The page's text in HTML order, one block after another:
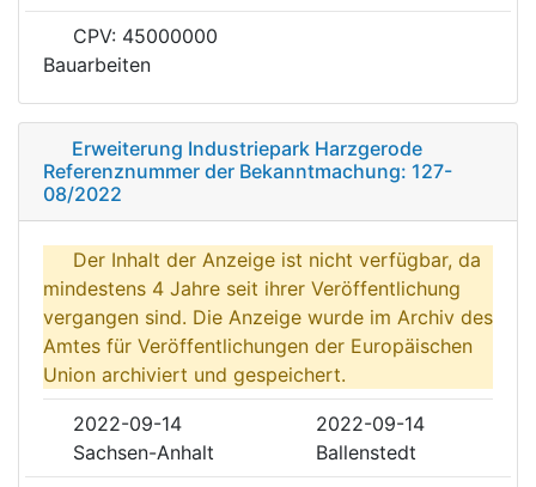
CPV: 45000000
Bauarbeiten
Erweiterung Industriepark Harzgerode
Referenznummer der Bekanntmachung: 127-
08/2022
Der Inhalt der Anzeige ist nicht verfügbar, da
mindestens 4 Jahre seit ihrer Veröffentlichung
vergangen sind. Die Anzeige wurde im Archiv des
Amtes für Veröffentlichungen der Europäischen
Union archiviert und gespeichert.
2022-09-14
2022-09-14
Sachsen-Anhalt
Ballenstedt